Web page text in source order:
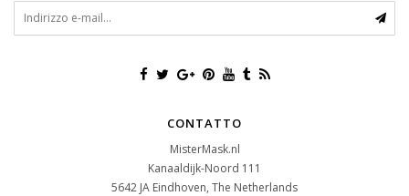
CONTATTO
MisterMask.nl
Kanaaldijk-Noord 111
5642 JA Eindhoven, The Netherlands